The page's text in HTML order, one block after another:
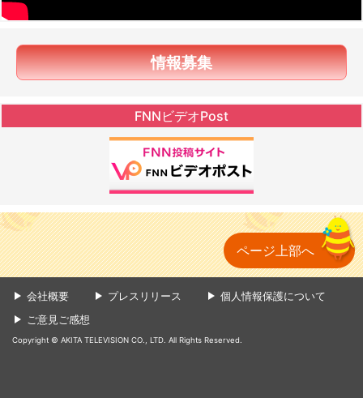
情報募集
FNNビデオPost
ページ上部へ
会社概要 プレスリリース
個人情報保護について
ご意見ご感想
Copyright © AKITA TELEVISION CO., LTD. All Rights Reserved.